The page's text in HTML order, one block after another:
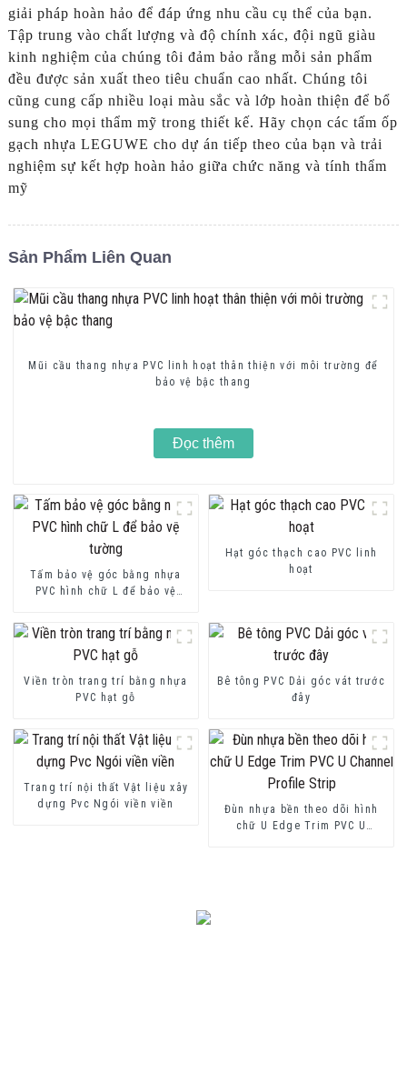
giải pháp hoàn hảo để đáp ứng nhu cầu cụ thể của bạn.
Tập trung vào chất lượng và độ chính xác, đội ngũ giàu
kinh nghiệm của chúng tôi đảm bảo rằng mỗi sản phẩm
đều được sản xuất theo tiêu chuẩn cao nhất. Chúng tôi
cũng cung cấp nhiều loại màu sắc và lớp hoàn thiện để bổ
sung cho mọi thẩm mỹ trong thiết kế. Hãy chọn các tấm ốp
gạch nhựa LEGUWE cho dự án tiếp theo của bạn và trải
nghiệm sự kết hợp hoàn hảo giữa chức năng và tính thẩm
mỹ
Sản Phẩm Liên Quan
Mũi cầu thang nhựa PVC linh hoạt thân thiện với môi trường để
bảo vệ bậc thang
Đọc thêm
Tấm bảo vệ góc bằng nhựa
PVC hình chữ L để bảo vệ
Hạt góc thạch cao PVC linh
hoạt
Viền tròn trang trí bằng nhựa
PVC hạt gỗ
Bê tông PVC Dải góc vát trước
đây
Trang trí nội thất Vật liệu xây
dựng Pvc Ngói viền viền
Đùn nhựa bền theo dõi hình
chữ U Edge Trim PVC U